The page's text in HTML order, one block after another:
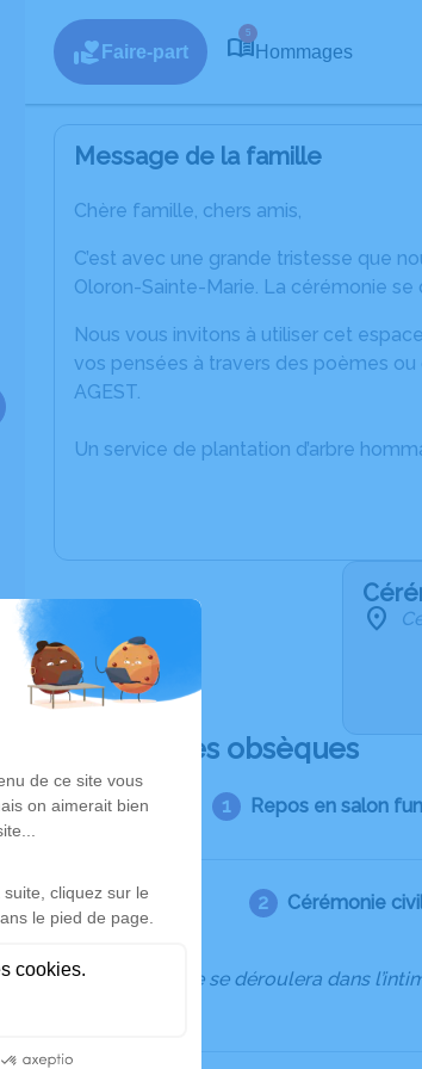
Faire-part
5
Hommages
Message de la famille
Chère famille, chers amis,
C’est avec une grande tristesse que
Oloron-Sainte-Marie. La cérémonie se
Nous vous invitons à utiliser cet
vos pensées à travers des poèmes
AGEST.
Un service de plantation d’arbre
Déroulé des obsèques
Repos en salon
Cérémonie
Ce service se déroulera dans